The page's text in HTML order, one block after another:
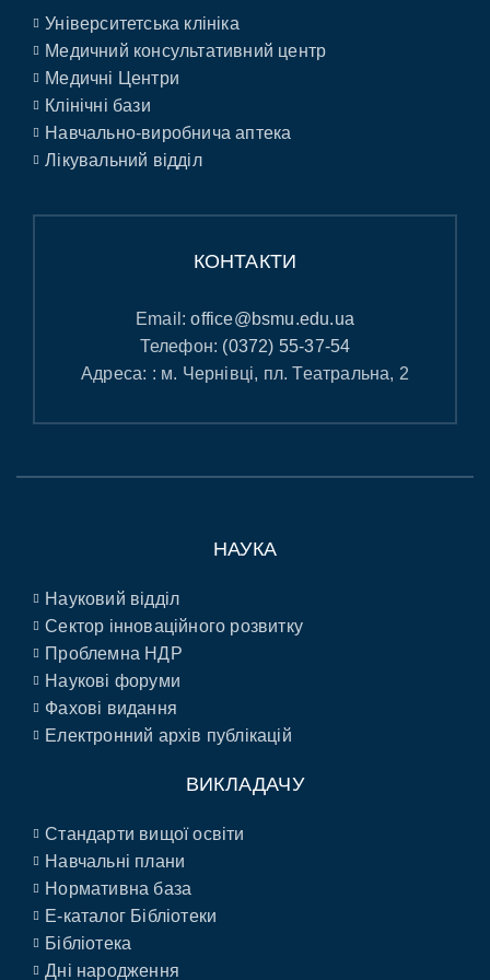
Університетська клініка
Медичний консультативний центр
Медичні Центри
Клінічні бази
Навчально-виробнича аптека
Лікувальний відділ
КОНТАКТИ
Email:office@bsmu.edu.ua
Телефон: (0372) 55-37-54
Адреса: : м. Чернівці, пл. Театральна, 2
НАУКА
Науковий відділ
Сектор інноваційного розвитку
Проблемна НДР
Наукові форуми
Фахові видання
Електронний архів публікацій
ВИКЛАДАЧУ
Стандарти вищої освіти
Навчальні плани
Нормативна база
E-каталог Бібліотеки
Бібліотека
Дні народження